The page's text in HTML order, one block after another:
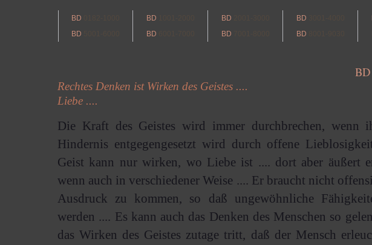
BD BD BD BD
BD
BD BD BD
BD
Rechtes Denken ist Wirken des Geistes ....
Liebe ....
Die Kraft des Geistes wird immer durchbrechen, wenn
Hindernis entgegengesetzt wird durch offene
Geist kann nur wirken, wo Liebe ist .... dort aber äußert
wenn auch in verschiedener Weise .... Er braucht nicht
Ausdruck zu kommen, so daß ungewöhnliche
werden .... Es kann auch das Denken des Menschen so
das Wirken des Geistes zutage tritt, daß der Mensch